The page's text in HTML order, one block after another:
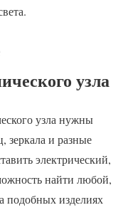
узла
узла нужны
зеркала и разные
электрический,
найти любой,
подобных изделиях